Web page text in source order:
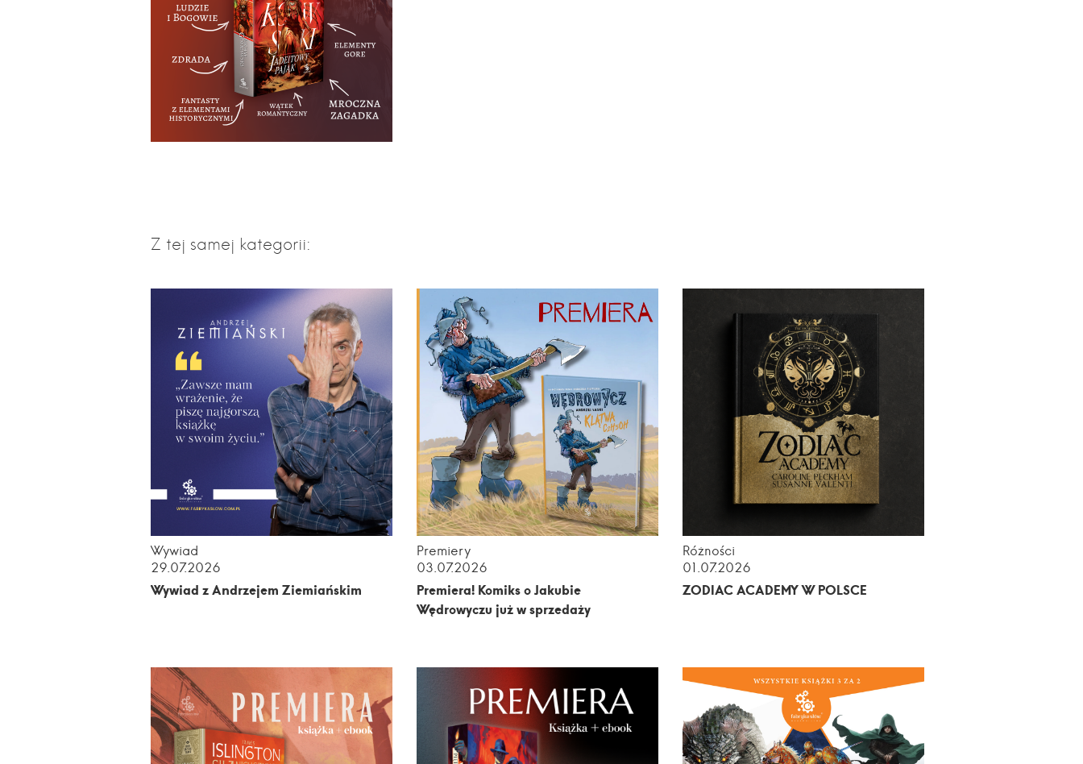
Z tej samej kategorii:
Wywiad
29.07.2026
Wywiad z Andrzejem Ziemiańskim
Premiery
03.07.2026
Premiera! Komiks o Jakubie
Wędrowyczu już w sprzedaży
Różności
01.07.2026
ZODIAC ACADEMY W POLSCE